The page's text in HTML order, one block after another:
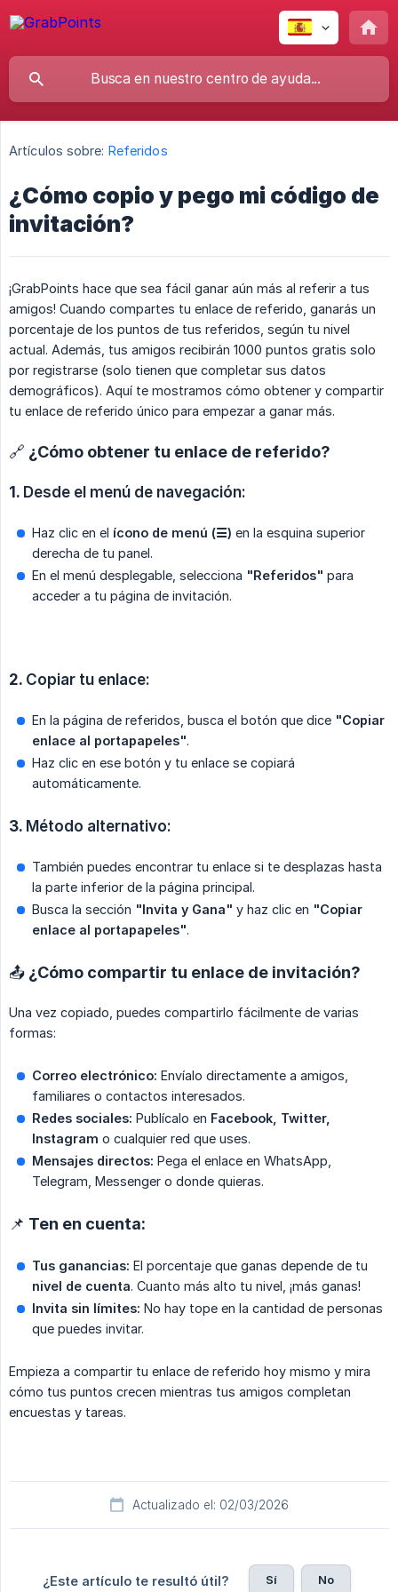
Artículos sobre: Referidos
¿Cómo copio y pego mi código de
invitación?
¡GrabPoints hace que sea fácil ganar aún más al referir a tus
amigos! Cuando compartes tu enlace de referido, ganarás un
porcentaje de los puntos de tus referidos, según tu nivel
actual. Además, tus amigos recibirán 1000 puntos gratis solo
por registrarse (solo tienen que completar sus datos
demográficos). Aquí te mostramos cómo obtener y compartir
tu enlace de referido único para empezar a ganar más.
🔗 ¿Cómo obtener tu enlace de referido?
1. Desde el menú de navegación:
Haz clic en el ícono de menú (☰) en la esquina superior
derecha de tu panel.
En el menú desplegable, selecciona "Referidos" para
acceder a tu página de invitación.
2. Copiar tu enlace:
En la página de referidos, busca el botón que dice "Copiar
enlace al portapapeles".
Haz clic en ese botón y tu enlace se copiará
automáticamente.
3. Método alternativo:
También puedes encontrar tu enlace si te desplazas hasta
la parte inferior de la página principal.
Busca la sección "Invita y Gana" y haz clic en "Copiar
enlace al portapapeles".
📤 ¿Cómo compartir tu enlace de invitación?
Una vez copiado, puedes compartirlo fácilmente de varias
formas:
Correo electrónico: Envíalo directamente a amigos,
familiares o contactos interesados.
Redes sociales: Publícalo en Facebook, Twitter,
Instagram o cualquier red que uses.
Mensajes directos: Pega el enlace en WhatsApp,
Telegram, Messenger o donde quieras.
📌 Ten en cuenta:
Tus ganancias: El porcentaje que ganas depende de tu
nivel de cuenta. Cuanto más alto tu nivel, ¡más ganas!
Invita sin límites: No hay tope en la cantidad de personas
que puedes invitar.
Empieza a compartir tu enlace de referido hoy mismo y mira
cómo tus puntos crecen mientras tus amigos completan
encuestas y tareas.
Actualizado el: 02/03/2026
¿Este artículo te resultó útil? Sí No